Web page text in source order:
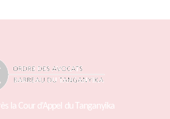
la Cour d’Appel du Tanganyika